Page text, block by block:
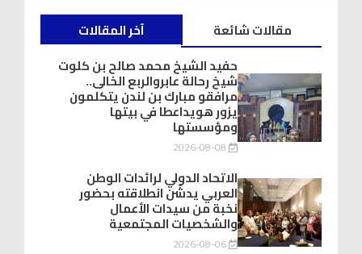
آخر المقالات
مقالات شائعة
حفيد الشيخ محمد صالح بن كلوت
شيخ رحالة عابروالربع الخالى..
مرافقو مبارك بن لندن يتكلمون
يزور هويداعطا في بيتها
ومؤسستها
2026-08-08
الاتحاد الدولي لرائدات الوطن
العربي يدشّن انطلاقته بحضور
نخبة من سيدات الأعمال
والشخصيات المجتمعية
2026-08-06